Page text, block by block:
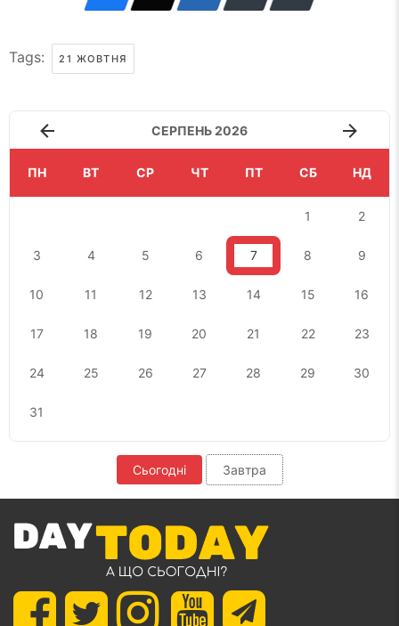
Tags: 21 ЖОВТНЯ
СЕРПЕНЬ 2026
ПН ВТ СР ЧТ ПТ СБ НД
1 2
3 4 5 6 7 8 9
10 11 12 13 14 15 16
17 18 19 20 21 22 23
24 25 26 27 28 29 30
31
Сьогодні Завтра